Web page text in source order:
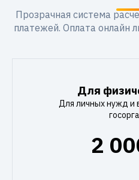
Прозрачная система
платежей. Оплата онлайн
Для
Для личных нужд и
2